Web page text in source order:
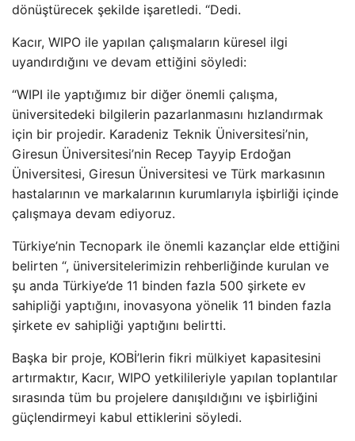
dönüştürecek şekilde işaretledi. “Dedi.
Kacır, WIPO ile yapılan çalışmaların küresel ilgi
uyandırdığını ve devam ettiğini söyledi:
“WIPI ile yaptığımız bir diğer önemli çalışma,
üniversitedeki bilgilerin pazarlanmasını hızlandırmak
için bir projedir. Karadeniz Teknik Üniversitesi’nin,
Giresun Üniversitesi’nin Recep Tayyip Erdoğan
Üniversitesi, Giresun Üniversitesi ve Türk markasının
hastalarının ve markalarının kurumlarıyla işbirliği içinde
çalışmaya devam ediyoruz.
Türkiye’nin Tecnopark ile önemli kazançlar elde ettiğini
belirten “, üniversitelerimizin rehberliğinde kurulan ve
şu anda Türkiye’de 11 binden fazla 500 şirkete ev
sahipliği yaptığını, inovasyona yönelik 11 binden fazla
şirkete ev sahipliği yaptığını belirtti.
Başka bir proje, KOBİ’lerin fikri mülkiyet kapasitesini
artırmaktır, Kacır, WIPO yetkilileriyle yapılan toplantılar
sırasında tüm bu projelere danışıldığını ve işbirliğini
güçlendirmeyi kabul ettiklerini söyledi.